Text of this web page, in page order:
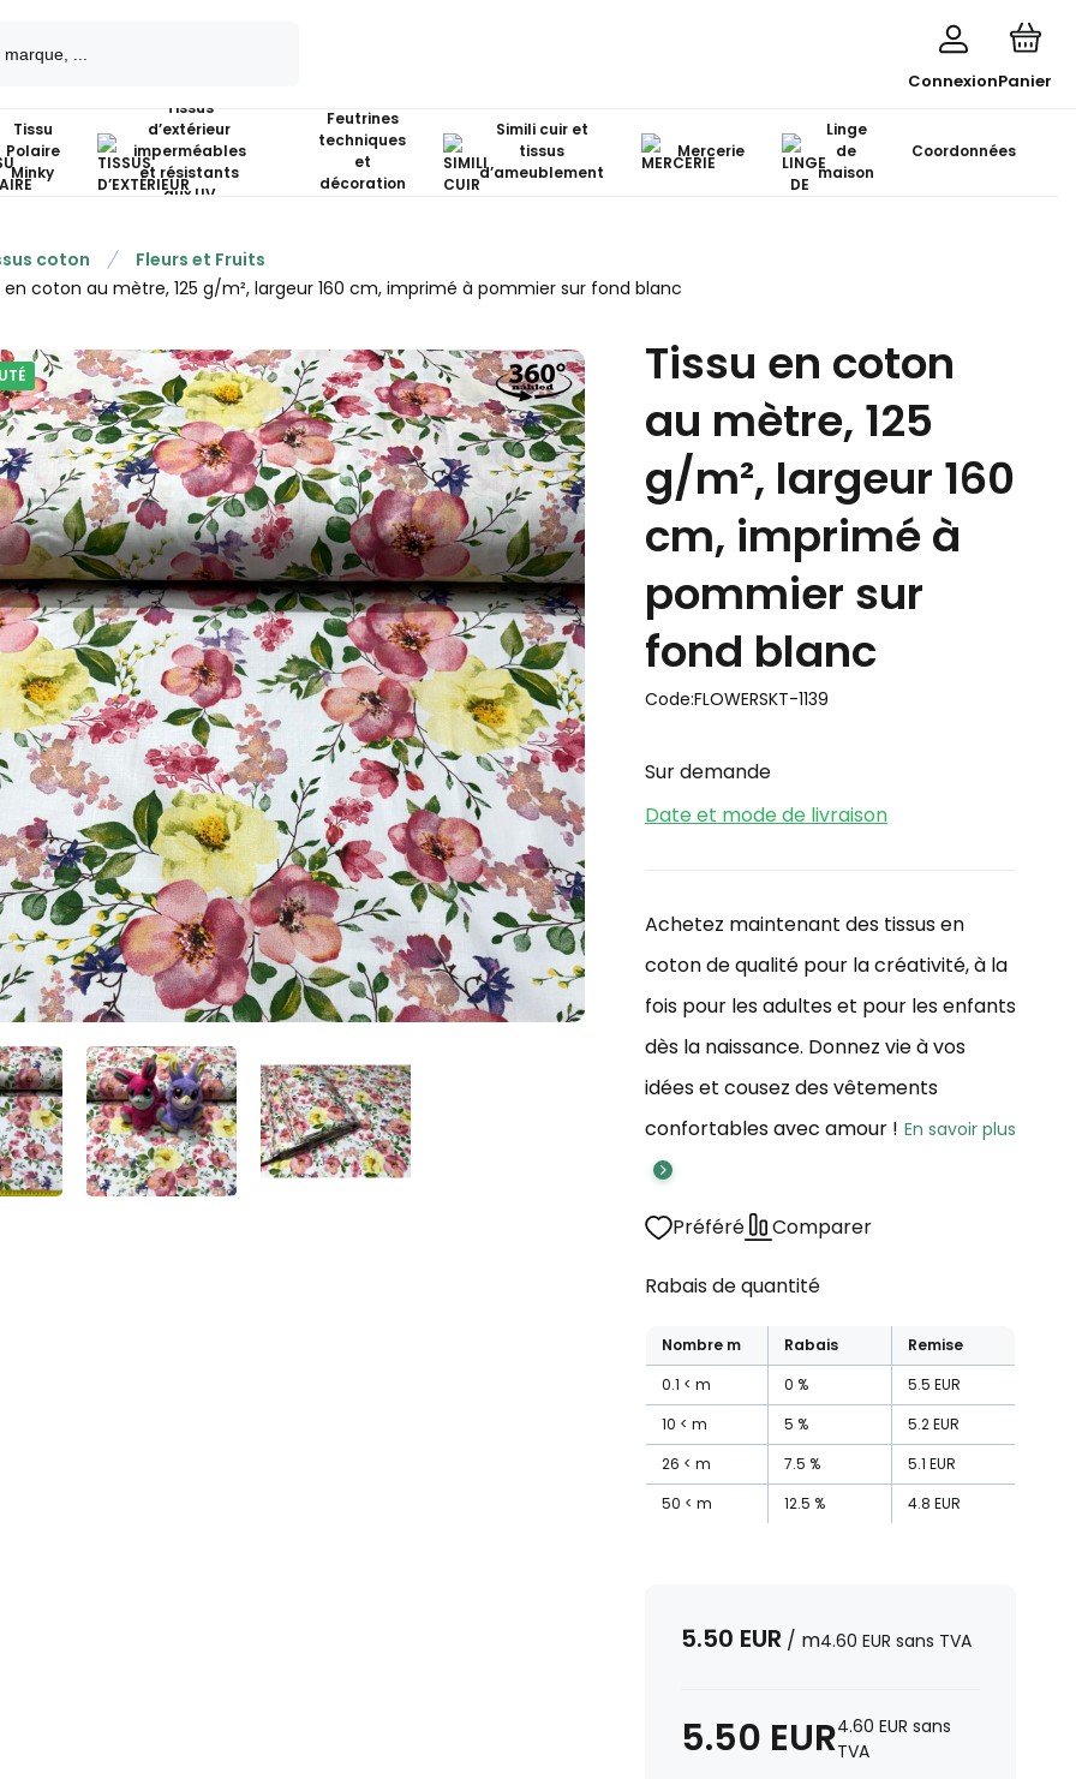
ConnexionPanier
Tissu
Polaire
Minky
Tissus
d’extérieur
imperméables
et résistants
aux UV
Feutrines
techniques
et
décoration
Simili cuir et
tissus
d’ameublement
Mercerie
Linge
de
maison
Coordonnées
coton
Fleurs et Fruits
en coton au mètre, 125 g/m², largeur 160 cm, imprimé à pommier sur fond blanc
Tissu en coton
au mètre, 125
g/m², largeur 160
cm, imprimé à
pommier sur
fond blanc
Code:FLOWERSKT-1139
Sur demande
Date et mode de livraison
Achetez maintenant des tissus en
coton de qualité pour la créativité, à la
fois pour les adultes et pour les enfants
dès la naissance. Donnez vie à vos
idées et cousez des vêtements
confortables avec amour ! En savoir plus
Préféré Comparer
Rabais de quantité
Nombre m Rabais
Remise
0.1
m 0 % 5.5 EUR
10
m 5 % 5.2EUR
26
m 7.5 % 5.1 EUR
50
m 12.5 % 4.8 EUR
5.50 EUR / m4.60 EUR sans TVA
5.50 EUR4.60 EUR sans
TVA